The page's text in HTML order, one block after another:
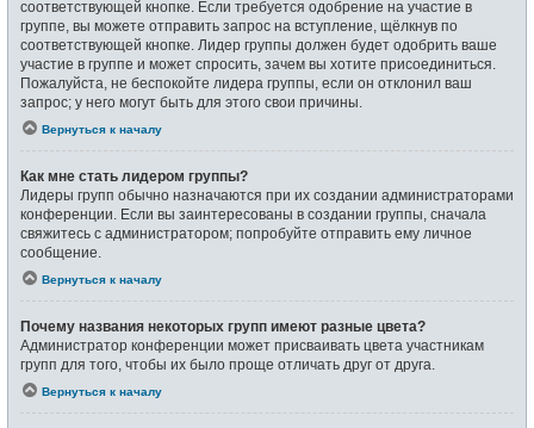
соответствующей кнопке. Если требуется одобрение на участие в
группе, вы можете отправить запрос на вступление, щёлкнув по
соответствующей кнопке. Лидер группы должен будет одобрить ваше
участие в группе и может спросить, зачем вы хотите присоединиться.
Пожалуйста, не беспокойте лидера группы, если он отклонил ваш
запрос; у него могут быть для этого свои причины.
Вернуться к началу
Как мне стать лидером группы?
Лидеры групп обычно назначаются при их создании администраторами
конференции. Если вы заинтересованы в создании группы, сначала
свяжитесь с администратором; попробуйте отправить ему личное
сообщение.
Вернуться к началу
Почему названия некоторых групп имеют разные цвета?
Администратор конференции может присваивать цвета участникам
групп для того, чтобы их было проще отличать друг от друга.
Вернуться к началу